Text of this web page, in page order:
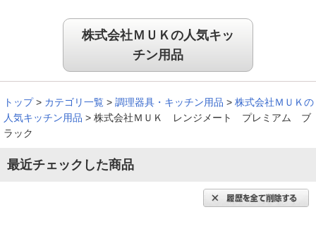
多種のメニュ－に挑戦したくなります！
冷凍食品もダイレクト調理可能！プレミアム、流石です。レシ
ピ集も付属しており、多種のメニュ－に挑戦したくなります。
調理時間についても時短もできます。
（
青森県60代 K.K様 ）
火加減を気にすることもなく便利になり
ました！
株式会社ＭＵＫの人気キッ
チン用品
トップ > カテゴリ一覧 > 調理器具・キッチン用品 > 株式会社ＭＵＫの
人気キッチン用品 > 株式会社ＭＵＫ レンジメート プレミアム ブ
ラック
最近チェックした商品